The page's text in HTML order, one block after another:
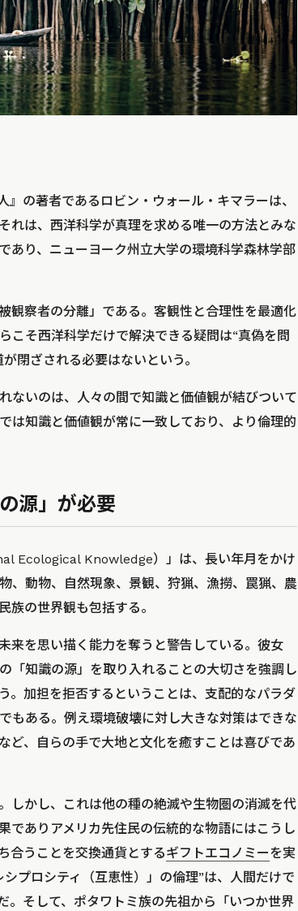
の著者であるロビン・ウォール・キマラーは、
れは、西洋科学が真理を求める唯一の方法とみな
あり、ニューヨーク州立大学の環境科学森林学部
観察者の分離」である。客観性と合理性を最適化
こそ西洋科学だけで解決できる疑問は“真偽を問
閉ざされる必要はないという。
ないのは、人々の間で知識と価値観が結びついて
は知識と価値観が常に一致しており、より倫理的
源」が必要
Ecological Knowledge）」は、長い年月をかけ
、動物、自然現象、景観、狩猟、漁撈、罠猟、農
族の世界観も包括する。
来を思い描く能力を奪うと警告している。彼女
「知識の源」を取り入れることの大切さを強調し
。加担を拒否するということは、支配的なパラダ
もある。例え環境破壊に対し大きな対策はできな
ど、自らの手で大地と文化を癒すことは喜びであ
しかし、これは他の種の絶滅や生物圏の消滅を代
でありアメリカ先住民の伝統的な物語にはこうし
合うことを交換通貨とするギフトエコノミーを実
プロシティ（互恵性）」の倫理”は、人間だけで
。そして、ポタワトミ族の先祖から「いつか世界